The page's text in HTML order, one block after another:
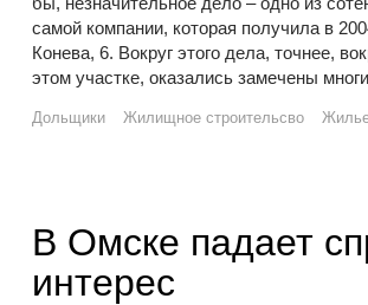
самой компании, которая получила в
Конева, 6. Вокруг этого дела, точнее,
этом участке, оказались замечены
Дольщики Жилищное строительсво
В Омске падает
интерес